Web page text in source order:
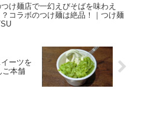
け麺店で一幻えびそばを味わえ
？コラボのつけ麺は絶品！｜つけ麺
ーツを
ご本舗